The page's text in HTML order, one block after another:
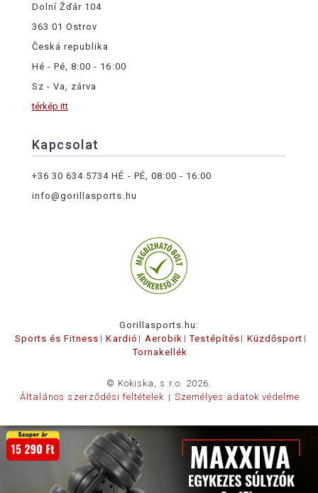
Dolní Žďár 104
363 01 Ostrov
Česká republika
Hé - Pé, 8:00 - 16:00
Sz - Va, zárva
térkép itt
Kapcsolat
+36 30 634 5734 HÉ - PÉ, 08:00 - 16:00
info@gorillasports.hu
Gorillasports.hu:
Sports és Fitness
Kardió Aerobik Testépítés
Küzdősport
Tornakellék
© Kokiska, s.r.o. 2026.
Általános szerződési feltételek
Személyes adatok védelme